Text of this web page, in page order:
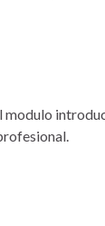
modulo